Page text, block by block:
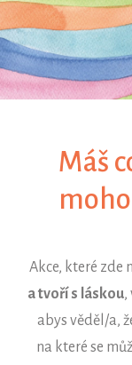
Máš
Akce, které zde
a tvoří s láskou,
abys věděl/a,
na které se